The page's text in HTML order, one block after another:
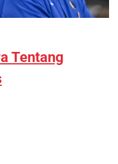
Tentang